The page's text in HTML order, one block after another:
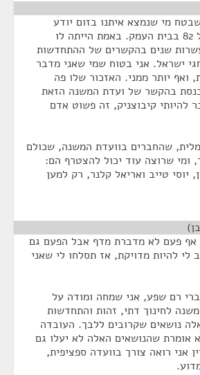
מי שנמצא איתנו בזום יודע
ומכיר. הוא נפטר בגיל 82 בבית העמק. באמת הייתה לו
שנים בהקשרים של ההתחדשות
ישראל. אני בטוח שמי שאני מדבר
ואף יותר ממני. האזכור שלו פה
בהקשר של ועדת המשנה הזאת
להיותי קיבוצניק, זה פשוט אדם
שהחברים בוועדת המשנה, שכולם
ומי שרוצה עוד יכול להצטרף הם:
יוסי טייב ואריאל קלנר, רק למען
אף פעם לא מדברת מדף אבל הפעם גם
לי להיות מדויקת, אז תסלחו לי שאני
רם שפע, אני שמחה ומודה על
לחינוך דתי, זהות והתחדשות
נושאים שקרובים ללבך. העובדה
אומרת שהנושאים האלה לא יעלו גם
אני רואה צורך בוועדה ספציפית,